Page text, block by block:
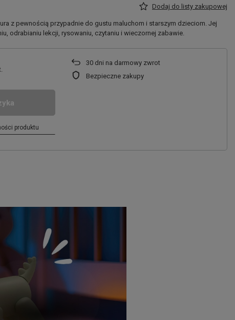
Dodaj do listy zakupowej
z pewnością przypadnie do gustu maluchom i starszym dzieciom. Jej
odrabianiu lekcji, rysowaniu, czytaniu i wieczornej zabawie.
produktu
30 dni na darmowy zwrot
Bezpieczne zakupy